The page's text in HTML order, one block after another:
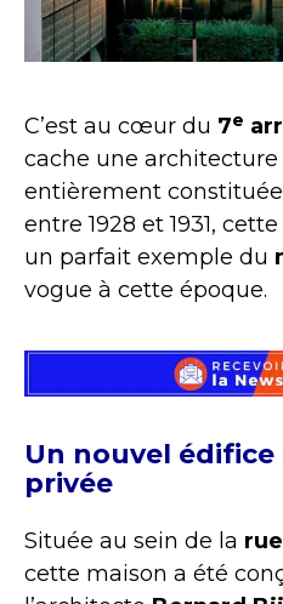
C’est au cœur du 7e
cache une
entièrement constituée
entre 1928 et 1931,
un parfait exemple du
vogue à cette époque.
Un nouvel
privée
Située au sein de la
cette maison a été